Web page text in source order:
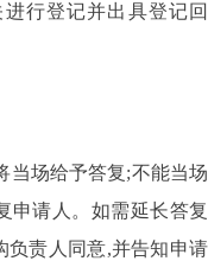
进行登记并出具登记回
当场给予答复;不能当场
申请人。如需延长答复
负责人同意,并告知申请